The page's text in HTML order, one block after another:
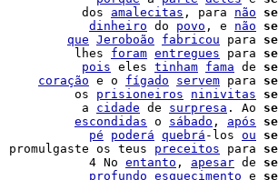
|           dos amalecitas , para não
dinheiro do povo , e não
que Jeroboão fabricou para
|          lhes foram entregues para
pois eles tinham fama de
coração e o fígado servem para
|          os prisioneiros ninivitas
|           a cidade de surpresa . Ao
escondidas o sábado , após
pé poderá quebrá -los ou
| promulgaste os teus preceitos para
|            4 No entanto , apesar de
profundo esquecimento e